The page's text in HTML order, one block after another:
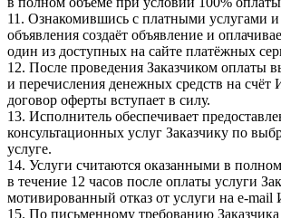
11. Ознакомившись с платными услугами
объявления создаёт объявление и
один из доступных на сайте платёжных
12. После проведения Заказчиком оплаты
и перечисления денежных средств на счёт
договор оферты вступает в силу.
13. Исполнитель обеспечивает
консультационных услуг Заказчику по
услуге.
14. Услуги считаются оказанными в
в течение 12 часов после оплаты услуги
мотивированный отказ от услуги на e-mail
15. По письменному требованию